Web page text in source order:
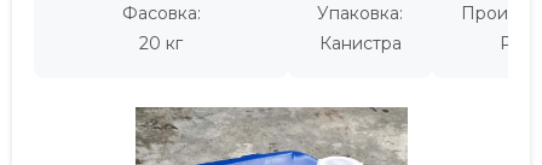
Фасовка:
20 кг
Упаковка:
Канистра